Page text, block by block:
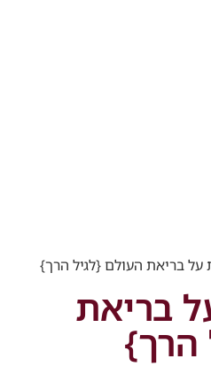
על בריאת העולם {לגיל הרך}
בריאת
הרך}